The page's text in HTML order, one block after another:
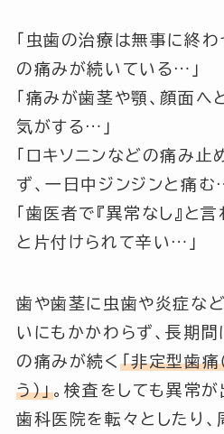
「虫歯の治療は無事に終
の痛みが続いている…」
「痛みが歯茎や顎、顔面
気がする…」
「ロキソニンなどの痛み
ず、一日中ジンジンと痛む
「歯医者で『異常なし』と
と片付けられて辛い…」
歯や歯茎に虫歯や炎症な
いにもかかわらず、長期
の痛みが続く 「非定型歯痛
う）」。検査をしても異常
歯科医院を転々としたり